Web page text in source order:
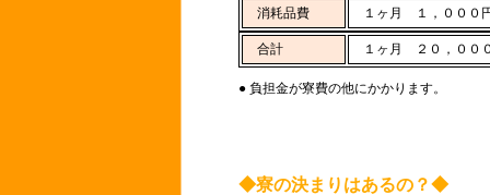
消耗品費 １ヶ月 １，０００
合計 １ヶ月 ２０，００
● 負担金が寮費の他にかかります。
◆寮の決まりはあるの？◆